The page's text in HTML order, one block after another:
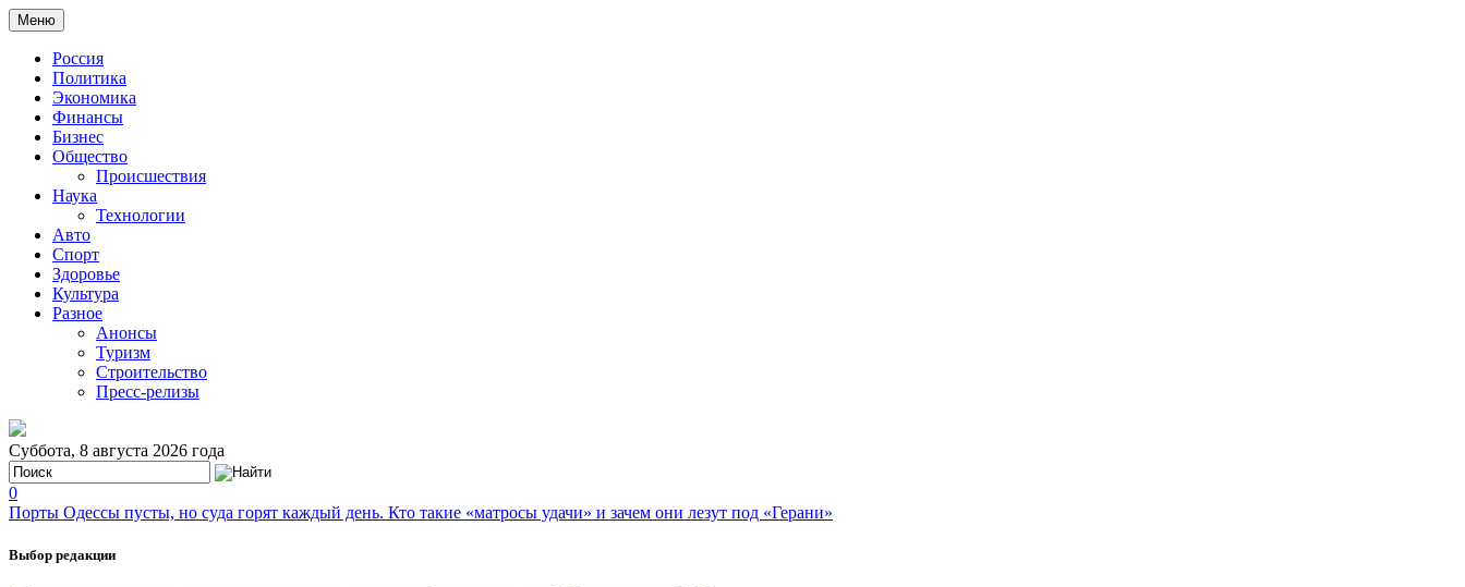
Меню
Россия
Политика
Экономика
Финансы
Бизнес
Общество
Происшествия
Наука
Технологии
Авто
Спорт
Здоровье
Культура
Разное
Анонсы
Туризм
Строительство
Пресс-релизы
Суббота, 8 августа 2026 года
0
Порты Одессы пусты, но суда горят каждый день. Кто такие «матросы удачи» и зачем они лезут под «Герани»
Выбор редакции